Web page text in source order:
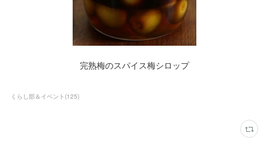
完熟梅のスパイス梅シロップ
くらし部＆イベント (125)